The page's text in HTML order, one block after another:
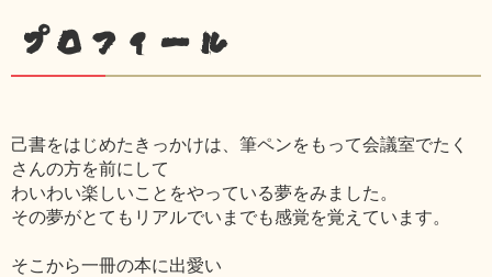
プロフィール
己書をはじめたきっかけは、筆ペンをもって会議室でたく
さんの方を前にして
わいわい楽しいことをやっている夢をみました。
その夢がとてもリアルでいまでも感覚を覚えています。
そこから一冊の本に出愛い